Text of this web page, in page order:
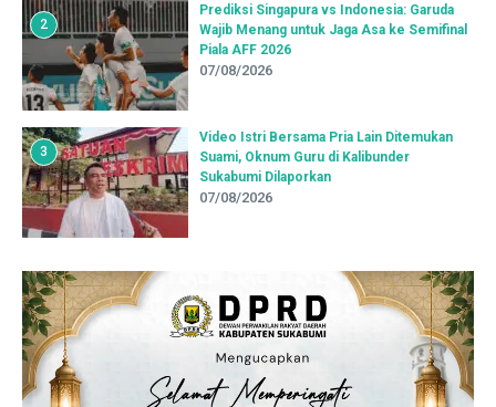
2
Prediksi Singapura vs Indonesia: Garuda
Wajib Menang untuk Jaga Asa ke Semifinal
Piala AFF 2026
07/08/2026
3
Video Istri Bersama Pria Lain Ditemukan
Suami, Oknum Guru di Kalibunder
Sukabumi Dilaporkan
07/08/2026